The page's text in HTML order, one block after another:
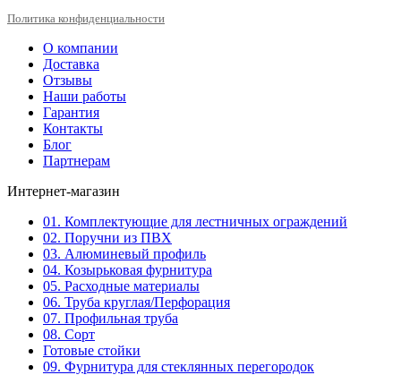
Политика конфиденциальности
О компании
Доставка
Отзывы
Наши работы
Гарантия
Контакты
Блог
Партнерам
Интернет-магазин
01. Комплектующие для лестничных ограждений
02. Поручни из ПВХ
03. Алюминевый профиль
04. Козырьковая фурнитура
05. Расходные материалы
06. Труба круглая/Перфорация
07. Профильная труба
08. Сорт
Готовые стойки
09. Фурнитура для стеклянных перегородок